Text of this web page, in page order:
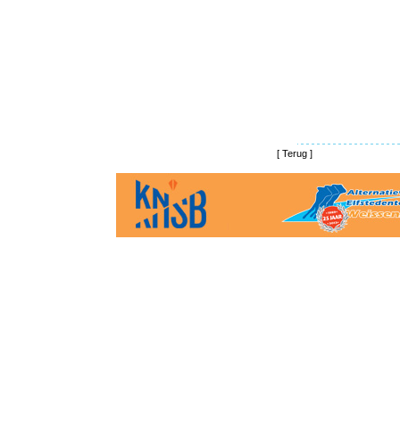
[ Terug ]